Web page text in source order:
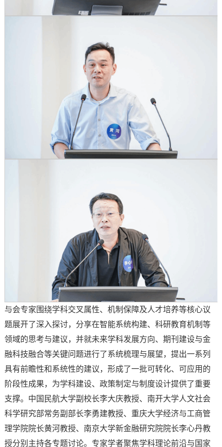
与会专家围绕学科交叉属性、机制保障及人才培养等核心议
题展开了深入探讨，分享在智能系统构建、科研教育机制等
领域的思考与建议，并就未来学科发展方向、期刊建设与金
融科技融合等关键问题进行了系统梳理与展望，提出一系列
具有前瞻性和系统性的建议，形成了一批可转化、可应用的
阶段性成果，为学科建设、政策制定与制度设计提供了重要
支撑。中国民航大学副校长李大庆教授、南开大学人文社会
科学研究部常务副部长李勇建教授、重庆大学经济与工商管
理学院院长黄河教授、南京大学新金融研究院院长李心丹教
授分别主持各专题讨论。专家学者聚焦学科理论前沿与国家